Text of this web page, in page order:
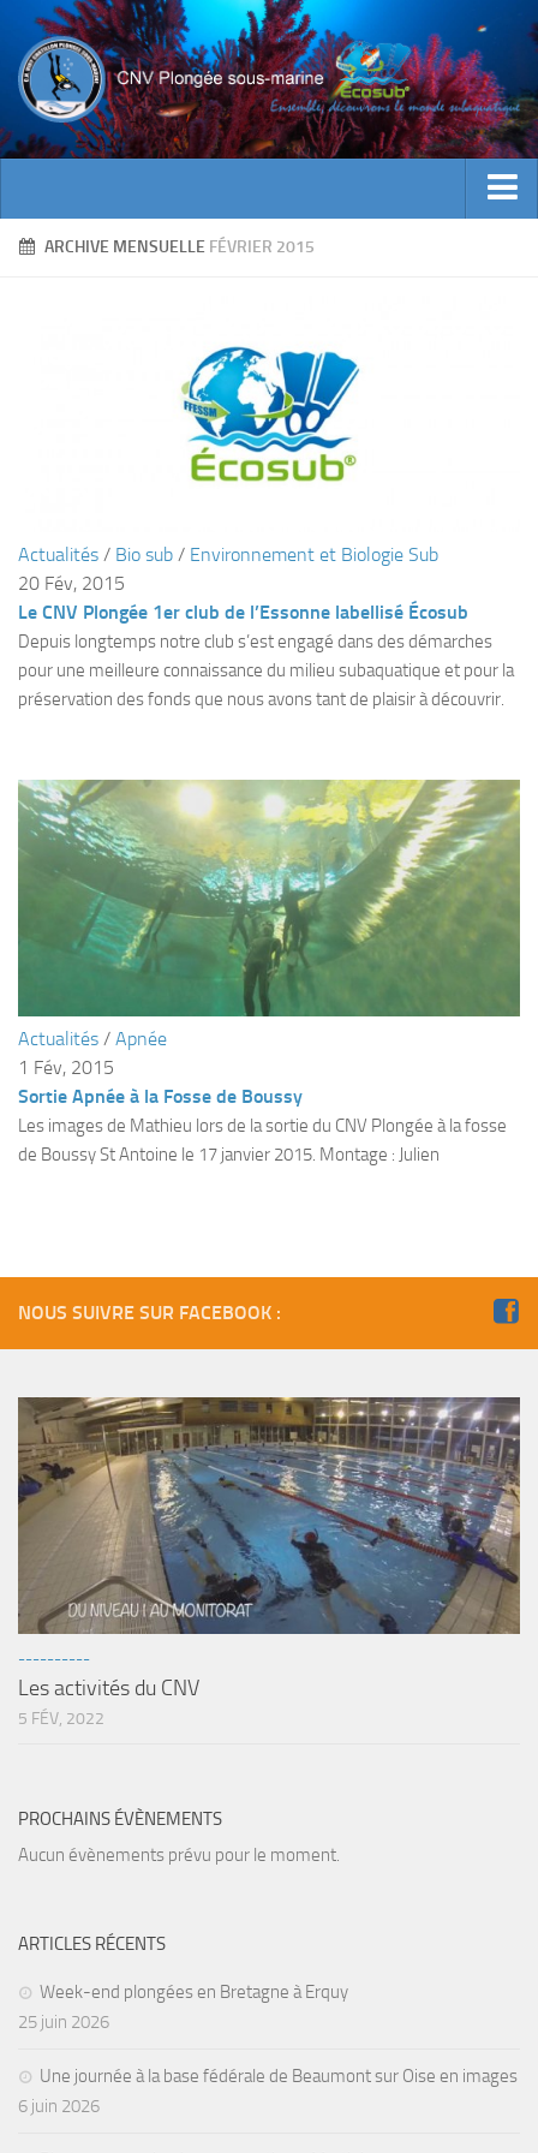
ACTUALITES
ECOLE DE PLONGEE
Formations
Jeune plongeur
Plongeur N3
Maintien des acquis
Guide de palanquée N4
Initiateur
Moniteur Fédéral
Responsables
Fosse
Sorties techniques
Sorties 2022
Sorties 2021
Sorties 2020
Sorties 2019
Sorties 2018
sorties 2017
Sorties 2015
Environnement et Biologie Sub
Formations
AUDIOVISUEL
Photo
Vidéo
NAGE
ARCHIVE MENSUELLE FÉVRIER 2015
Actualités / Bio sub / Environnement et Biologie Sub
20 Fév, 2015
Le CNV Plongée 1er club de l’Essonne labellisé Écosub
Depuis longtemps notre club s’est engagé dans des démarches
pour une meilleure connaissance du milieu subaquatique et pour la
préservation des fonds que nous avons tant de plaisir à découvrir.
Actualités / Apnée
1 Fév, 2015
Sortie Apnée à la Fosse de Boussy
Les images de Mathieu lors de la sortie du CNV Plongée à la fosse
de Boussy St Antoine le 17 janvier 2015. Montage : Julien
NOUS SUIVRE SUR FACEBOOK :
----------
Les activités du CNV
5 FÉV, 2022
PROCHAINS ÉVÈNEMENTS
Aucun évènements prévu pour le moment.
ARTICLES RÉCENTS
Week-end plongées en Bretagne à Erquy
25 juin 2026
Une journée à la base fédérale de Beaumont sur Oise en images
6 juin 2026